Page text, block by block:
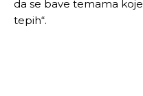
da se bave temama
tepih“.